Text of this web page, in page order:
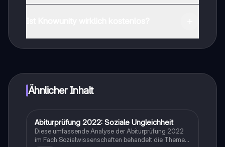
Ähnlicher Inhalt
Politik und Sozialkunde
Abiturprüfung 2022: Soziale Ungleichheit
Diese umfassende Analyse der Abiturprüfung 2022
im Fach Sozialwissenschaften behandelt die Themen